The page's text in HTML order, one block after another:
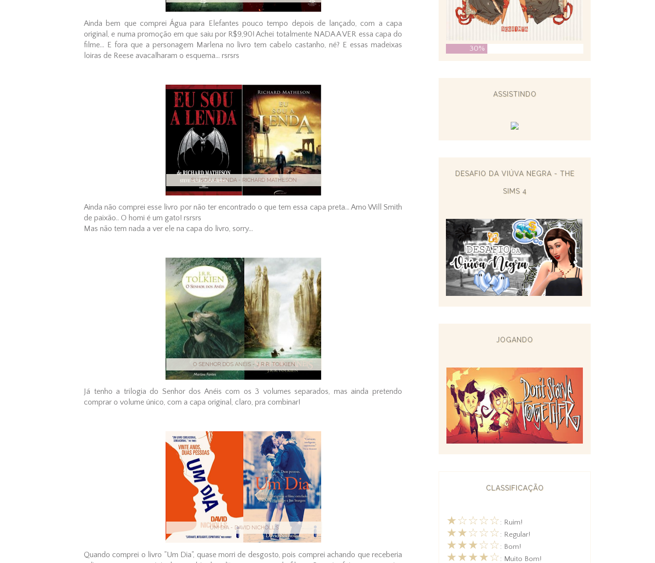
Ainda bem que comprei Água para Elefantes pouco tempo depois de lançado, com a capa
original, e numa promoção em que saiu por R$9,90! Achei totalmente NADA A VER essa capa do
filme... E fora que a personagem Marlena no livro tem cabelo castanho, né? E essas madeixas
loiras de Reese avacalharam o esquema... rsrsrs
EU SOU A LENDA - RICHARD MATHESON
Ainda não comprei esse livro por não ter encontrado o que tem essa capa preta... Amo Will Smith
de paixão.. O homi é um gato! rsrsrs
Mas não tem nada a ver ele na capa do livro, sorry...
O SENHOR DOS ANÉIS - J.R.R. TOLKIEN
Já tenho a trilogia do Senhor dos Anéis com os 3 volumes separados, mas ainda pretendo
comprar o volume único, com a capa original, claro, pra combinar!
UM DIA - DAVID NICHOLLS
Quando comprei o livro "Um Dia", quase morri de desgosto, pois comprei achando que receberia
30%
ASSISTINDO
DESAFIO DA VIÚVA NEGRA - THE
SIMS 4
JOGANDO
CLASSIFICAÇÃO
★☆☆☆☆: Ruim!
★★☆☆☆: Regular!
★★★☆☆: Bom!
★★★★☆: Muito Bom!